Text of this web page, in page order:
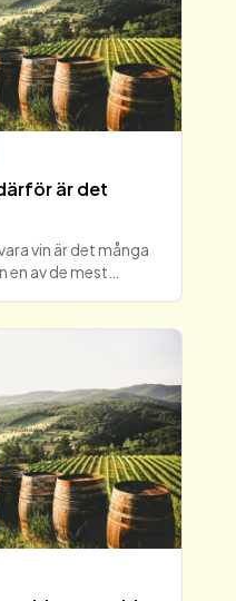
är det
vin är det många
en av de mest